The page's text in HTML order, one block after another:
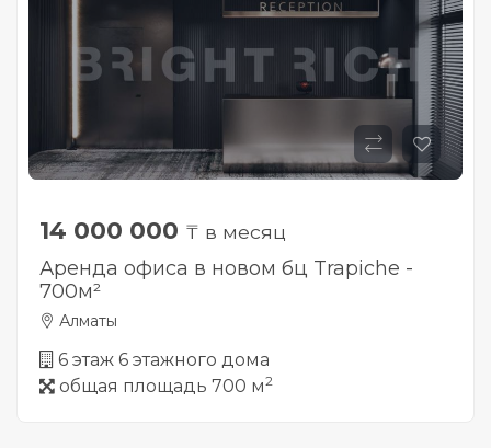
14 000 000 ₸ в месяц
Аренда офиса в новом бц Trapiche -
700м²
Алматы
6 этаж 6 этажного дома
общая площадь 700 м2